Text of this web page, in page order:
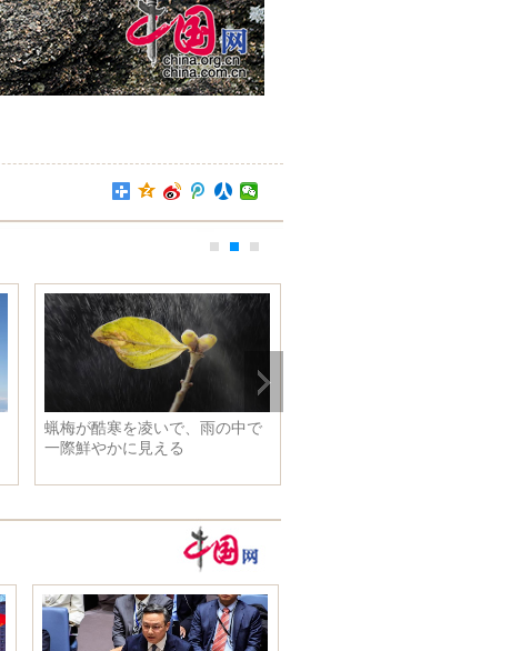
蝋梅が酷寒を凌いで、雨の中で
一際鮮やかに見える